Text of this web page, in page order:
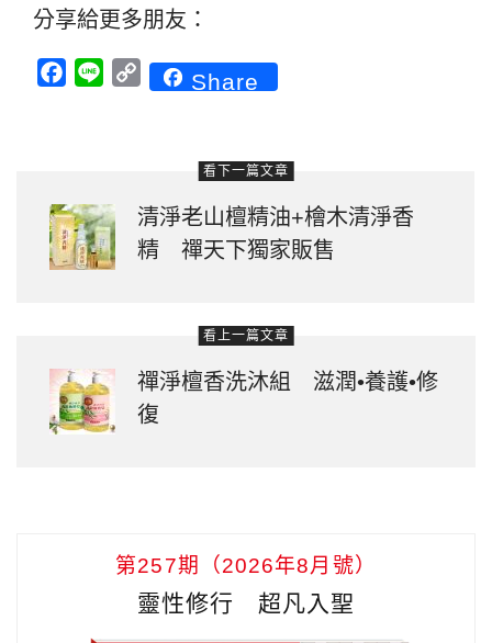
分享給更多朋友：
Facebook
Line CopyShare
看下一篇文章
清淨老山檀精油+檜木清淨香
精 禪天下獨家販售
看上一篇文章
禪淨檀香洗沐組 滋潤•養護•修
復
第257期（2026年8月號）
靈性修行 超凡入聖